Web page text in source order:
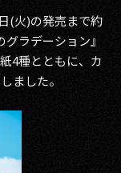
(火)の発売まで約
ラデーション』
4種とともに、カ
ました。